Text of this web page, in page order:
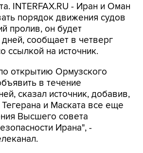
INTERFAX.RU - Иран и Оман
порядок движения судов
пролив, он будет
сообщает в четверг
ссылкой на источник.
открытию Ормузского
в течение
сказал источник, добавив,
и Маската все еще
Высшего совета
Ирана", -